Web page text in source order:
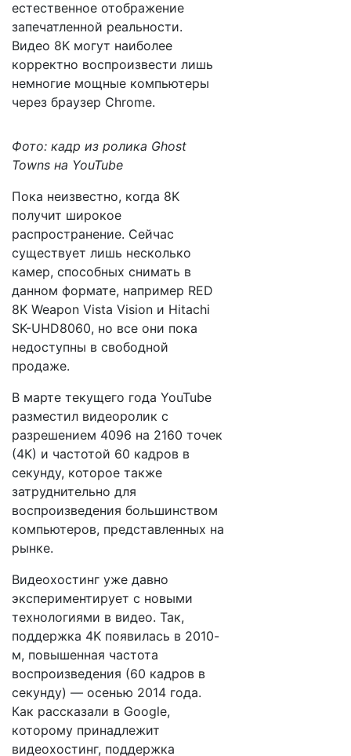
естественное отображение
запечатленной реальности.
Видео 8K могут наиболее
корректно воспроизвести лишь
немногие мощные компьютеры
через браузер Chrome.
Фото: кадр из ролика Ghost
Towns на YouTube
Пока неизвестно, когда 8K
получит широкое
распространение. Сейчас
существует лишь несколько
камер, способных снимать в
данном формате, например RED
8K Weapon Vista Vision и Hitachi
SK-UHD8060, но все они пока
недоступны в свободной
продаже.
В марте текущего года YouTube
разместил видеоролик с
разрешением 4096 на 2160 точек
(4К) и частотой 60 кадров в
секунду, которое также
затруднительно для
воспроизведения большинством
компьютеров, представленных на
рынке.
Видеохостинг уже давно
экспериментирует с новыми
технологиями в видео. Так,
поддержка 4K появилась в 2010-
м, повышенная частота
воспроизведения (60 кадров в
секунду) — осенью 2014 года.
Как рассказали в Google,
которому принадлежит
видеохостинг, поддержка